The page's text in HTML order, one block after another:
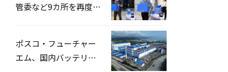
管委など9カ所を再度家
ポスコ・フューチャー
エム、国内バッテリー